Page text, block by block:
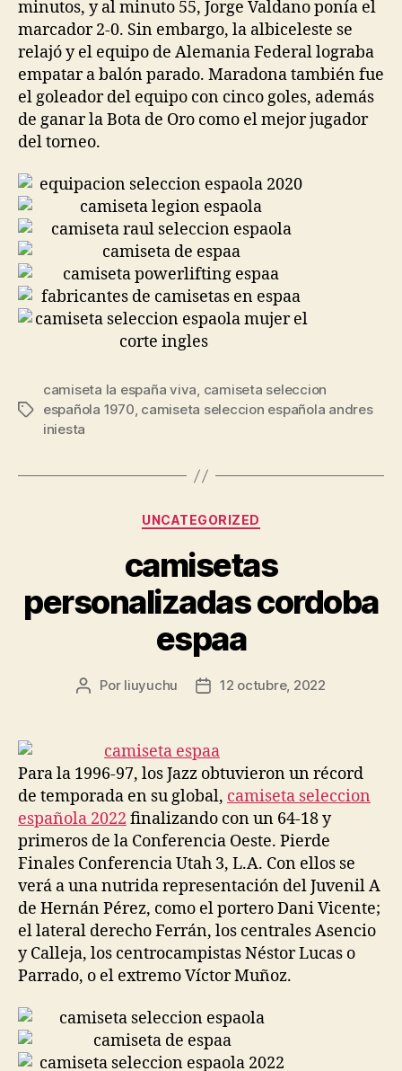
minutos, y al minuto 55, Jorge Valdano ponía el
marcador 2-0. Sin embargo, la albiceleste se
relajó y el equipo de Alemania Federal lograba
empatar a balón parado. Maradona también fue
el goleador del equipo con cinco goles, además
de ganar la Bota de Oro como el mejor jugador
del torneo.
Etiquetas
camiseta la españa viva, camiseta seleccion
española 1970, camiseta seleccion española andres
iniesta
Categorías
UNCATEGORIZED
camisetas
personalizadas cordoba
espaa
Autor
entrada
Por liuyuchu
Fecha
entrada
12 octubre, 2022
Para la 1996-97, los Jazz obtuvieron un récord
de temporada en su global, camiseta seleccion
española 2022 finalizando con un 64-18 y
primeros de la Conferencia Oeste. Pierde
Finales Conferencia Utah 3, L.A. Con ellos se
verá a una nutrida representación del Juvenil A
de Hernán Pérez, como el portero Dani Vicente;
el lateral derecho Ferrán, los centrales Asencio
y Calleja, los centrocampistas Néstor Lucas o
Parrado, o el extremo Víctor Muñoz.